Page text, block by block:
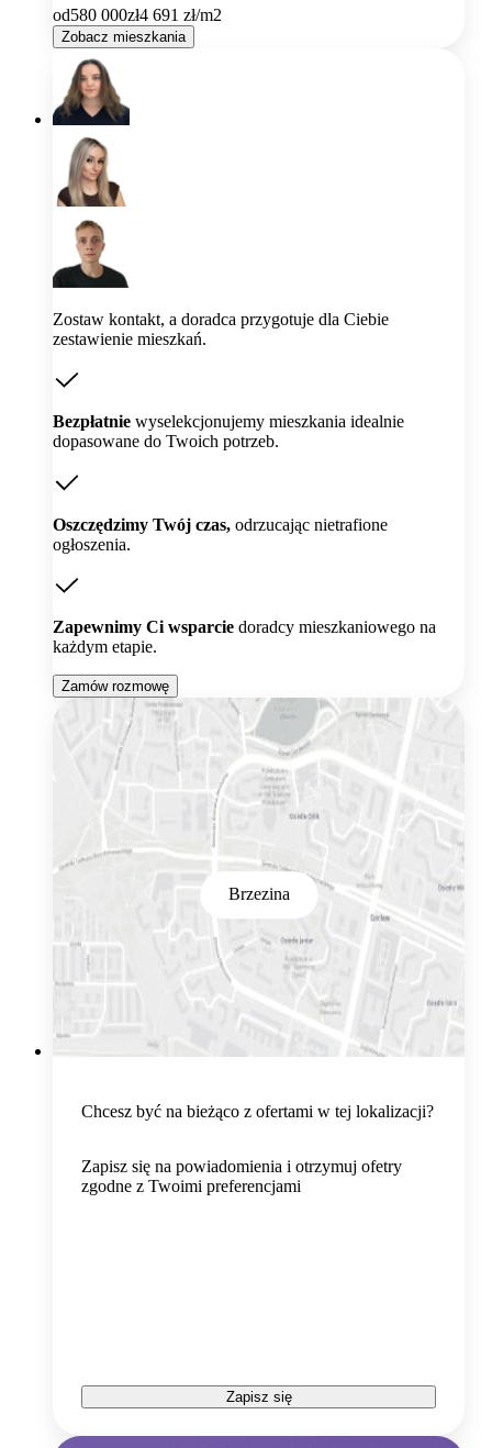
od580 000zł4 691 zł/m2
Zobacz mieszkania
Zostaw kontakt, a doradca przygotuje dla Ciebie
zestawienie mieszkań.
Bezpłatnie wyselekcjonujemy mieszkania idealnie
dopasowane do Twoich potrzeb.
Oszczędzimy Twój czas, odrzucając nietrafione
ogłoszenia.
Zapewnimy Ci wsparcie doradcy mieszkaniowego na
każdym etapie.
Zamów rozmowę
Brzezina
Chcesz być na bieżąco z ofertami w tej lokalizacji?
Zapisz się na powiadomienia i otrzymuj ofetry
zgodne z Twoimi preferencjami
Zapisz się